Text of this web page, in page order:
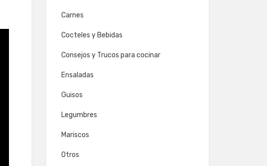
Carnes
Cocteles y Bebidas
Consejos y Trucos para cocinar
Ensaladas
Guisos
Legumbres
Mariscos
Otros